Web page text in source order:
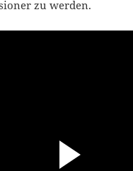
zu werden.